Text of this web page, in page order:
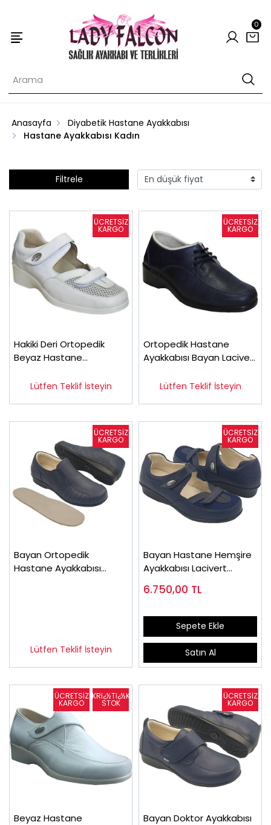
0
Anasayfa
Diyabetik Hastane Ayakkabısı
Hastane Ayakkabısı Kadın
Filtrele
Hakiki Deri Ortopedik
Beyaz Hastane
Lütfen Teklif İsteyin
Ortopedik Hastane
Ayakkabısı Bayan Lacivert
Lütfen Teklif İsteyin
Bayan Ortopedik
Hastane Ayakkabısı
Lütfen Teklif İsteyin
Bayan Hastane Hemşire
Ayakkabısı Lacivert
6.750,00 TL
Sepete Ekle
Satın Al
Beyaz Hastane
Bayan Doktor Ayakkabısı